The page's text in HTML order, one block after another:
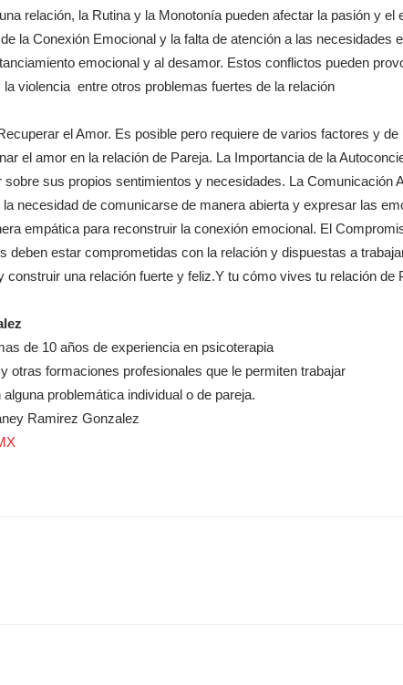
relación, la Rutina y la Monotonía pueden afectar la pasión y el
la Conexión Emocional y la falta de atención a las necesidades
emocional y al desamor. Estos conflictos pueden
la violencia entre otros problemas fuertes de la relación
el Amor. Es posible pero requiere de varios factores y de
el amor en la relación de Pareja. La Importancia de la
sobre sus propios sentimientos y necesidades. La Comunicación
necesidad de comunicarse de manera abierta y expresar las
empática para reconstruir la conexión emocional. El
deben estar comprometidas con la relación y dispuestas a
construir una relación fuerte y feliz.Y tu cómo vives tu relación de
de 10 años de experiencia en psicoterapia
otras formaciones profesionales que le permiten trabajar
problemática individual o de pareja.
Ramirez Gonzalez